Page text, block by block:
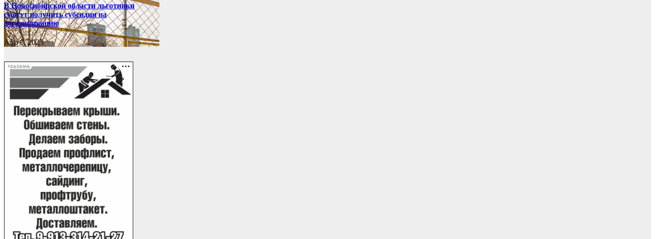
В Новосибирской области льготники
смогут получить субсидии на
догазификацию
Апр 8, 2025
РЕКЛАМА